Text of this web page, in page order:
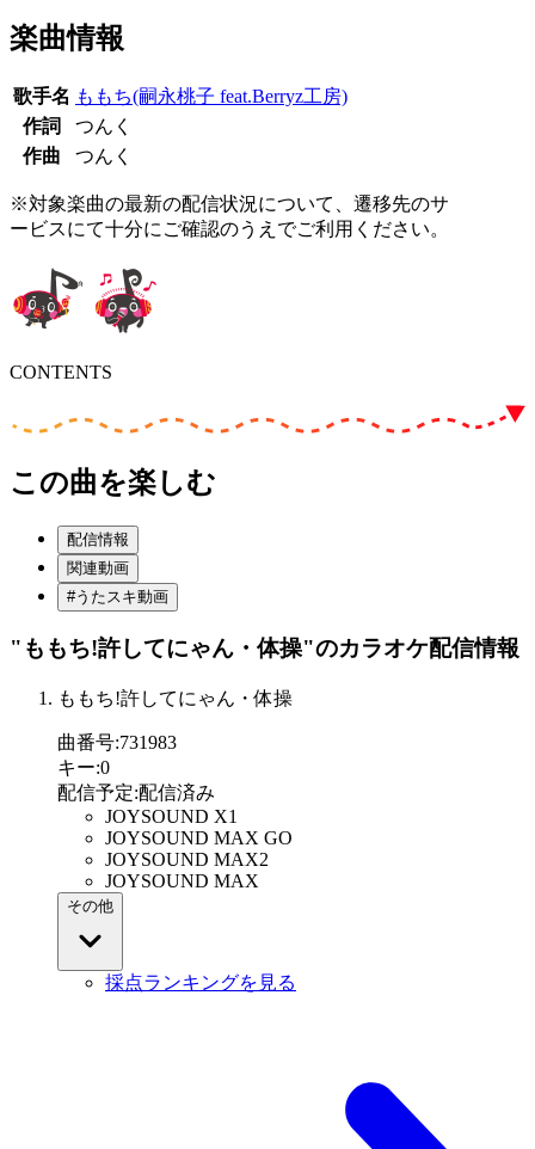
楽曲情報
歌手名 ももち(嗣永桃子 feat.Berryz工房)
作詞
つんく
作曲
つんく
※対象楽曲の最新の配信状況について、遷移先のサ
ービスにて十分にご確認のうえでご利用ください。
CONTENTS
この曲を楽しむ
配信情報
関連動画
#うたスキ動画
"ももち!許してにゃん・体操"のカラオケ配信情報
ももち!許してにゃん・体操
曲番号:731983
キー:0
配信予定:配信済み
JOYSOUND X1
JOYSOUND MAX GO
JOYSOUND MAX2
JOYSOUND MAX
その他
採点ランキングを見る